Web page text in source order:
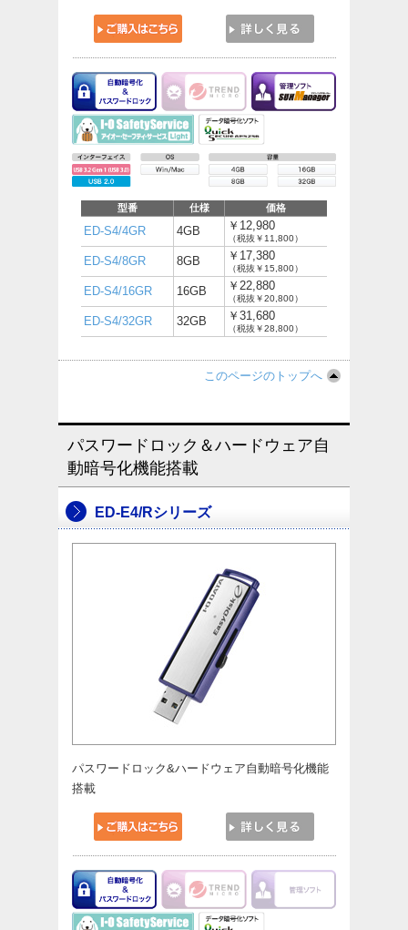
型番 仕様 価格
ED-S4/4GR 4GB ￥12,980
（税抜￥11,800）
ED-S4/8GR 8GB ￥17,380
（税抜￥15,800）
ED-S4/16GR 16GB ￥22,880
（税抜￥20,800）
ED-S4/32GR 32GB ￥31,680
（税抜￥28,800）
このページのトップへ
パスワードロック＆ハードウェア自
動暗号化機能搭載
ED-E4/Rシリーズ
パスワードロック&ハードウェア自動暗号化機能
搭載